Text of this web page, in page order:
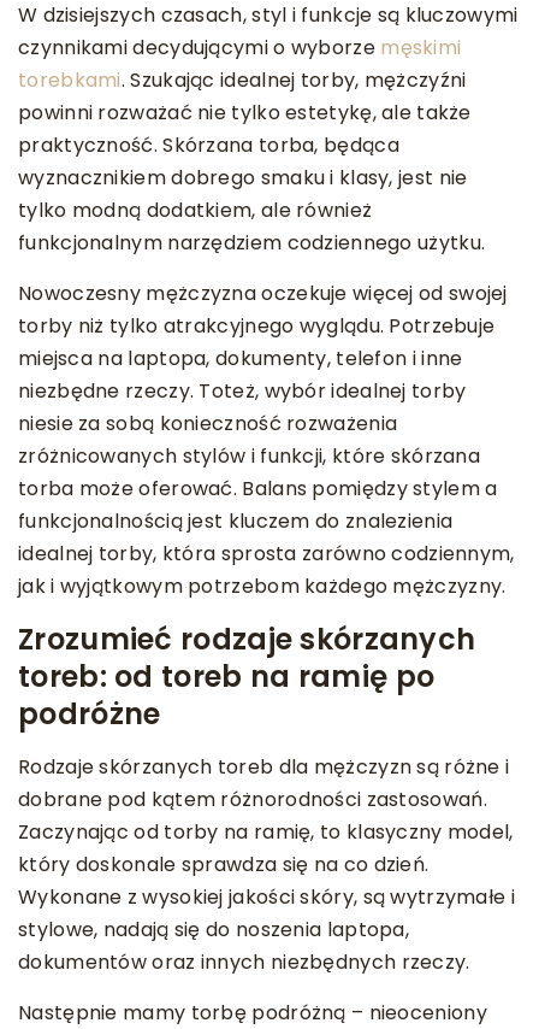
W dzisiejszych czasach, styl i funkcje są kluczowymi
czynnikami decydującymi o wyborze męskimi
torebkami. Szukając idealnej torby, mężczyźni
powinni rozważać nie tylko estetykę, ale także
praktyczność. Skórzana torba, będąca
wyznacznikiem dobrego smaku i klasy, jest nie
tylko modną dodatkiem, ale również
funkcjonalnym narzędziem codziennego użytku.
Nowoczesny mężczyzna oczekuje więcej od swojej
torby niż tylko atrakcyjnego wyglądu. Potrzebuje
miejsca na laptopa, dokumenty, telefon i inne
niezbędne rzeczy. Toteż, wybór idealnej torby
niesie za sobą konieczność rozważenia
zróżnicowanych stylów i funkcji, które skórzana
torba może oferować. Balans pomiędzy stylem a
funkcjonalnością jest kluczem do znalezienia
idealnej torby, która sprosta zarówno codziennym,
jak i wyjątkowym potrzebom każdego mężczyzny.
Zrozumieć rodzaje skórzanych
toreb: od toreb na ramię po
podróżne
Rodzaje skórzanych toreb dla mężczyzn są różne i
dobrane pod kątem różnorodności zastosowań.
Zaczynając od torby na ramię, to klasyczny model,
który doskonale sprawdza się na co dzień.
Wykonane z wysokiej jakości skóry, są wytrzymałe i
stylowe, nadają się do noszenia laptopa,
dokumentów oraz innych niezbędnych rzeczy.
Następnie mamy torbę podróżną – nieoceniony